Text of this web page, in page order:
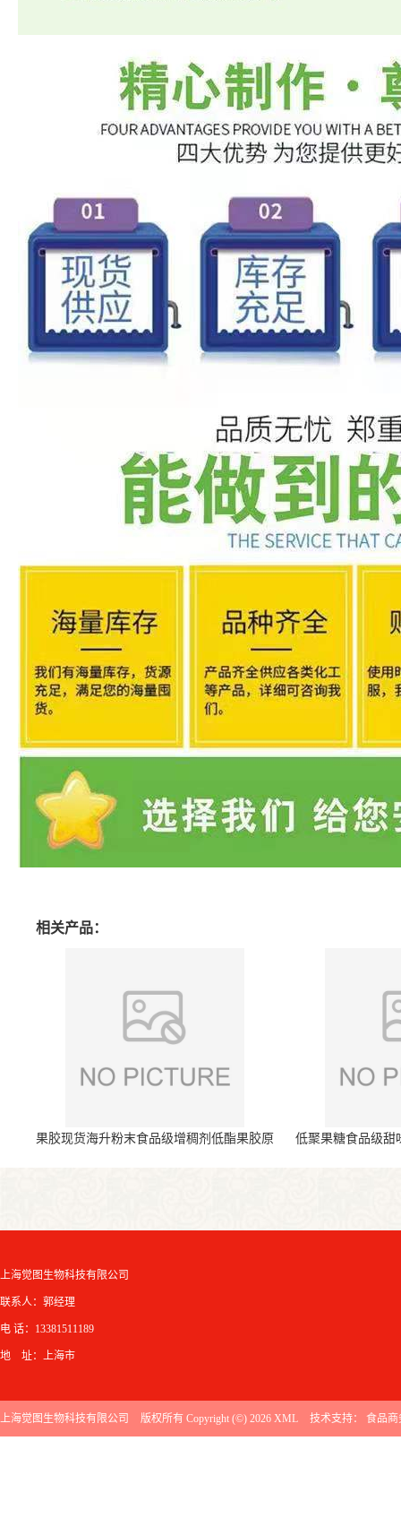
相关产品：
果胶现货海升粉末食品级增稠剂低酯果胶原
低聚果糖食品级甜
上海觉图生物科技有限公司
联系人：郭经理
电 话：13381511189
地 址：上海市
上海觉图生物科技有限公司 版权所有 Copyright (©) 2026 XML 技术支持： 食品商